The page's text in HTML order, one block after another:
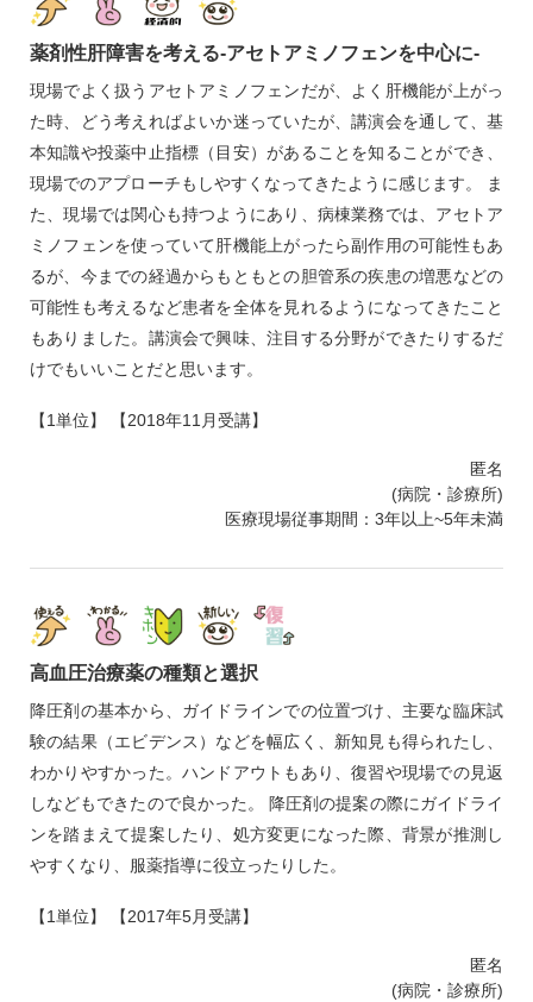
薬剤性肝障害を考える‐アセトアミノフェンを中心に‐
現場でよく扱うアセトアミノフェンだが、よく肝機能が上がっ
た時、どう考えればよいか迷っていたが、講演会を通して、基
本知識や投薬中止指標（目安）があることを知ることができ、
現場でのアプローチもしやすくなってきたように感じます。 ま
た、現場では関心も持つようにあり、病棟業務では、アセトア
ミノフェンを使っていて肝機能上がったら副作用の可能性もあ
るが、今までの経過からもともとの胆管系の疾患の増悪などの
可能性も考えるなど患者を全体を見れるようになってきたこと
もありました。講演会で興味、注目する分野ができたりするだ
けでもいいことだと思います。
【1単位】 【2018年11月受講】
匿名
(病院・診療所)
医療現場従事期間：3年以上~5年未満
高血圧治療薬の種類と選択
降圧剤の基本から、ガイドラインでの位置づけ、主要な臨床試
験の結果（エビデンス）などを幅広く、新知見も得られたし、
わかりやすかった。ハンドアウトもあり、復習や現場での見返
しなどもできたので良かった。 降圧剤の提案の際にガイドライ
ンを踏まえて提案したり、処方変更になった際、背景が推測し
やすくなり、服薬指導に役立ったりした。
【1単位】 【2017年5月受講】
匿名
(病院・診療所)